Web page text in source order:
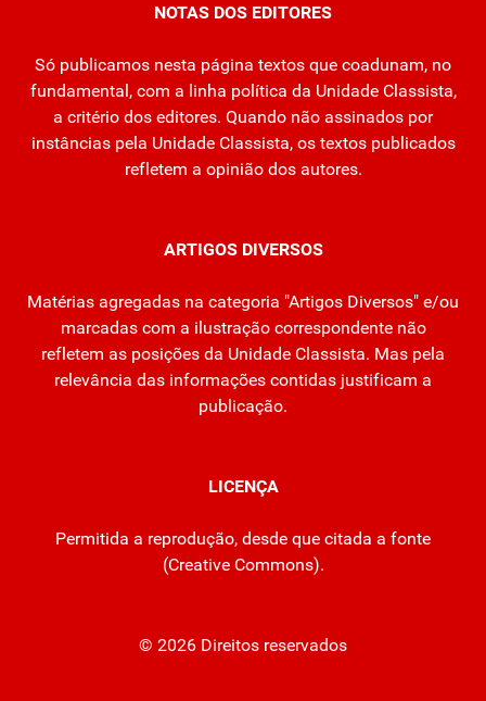
NOTAS DOS EDITORES
Só publicamos nesta página textos que coadunam, no
fundamental, com a linha política da Unidade Classista,
a critério dos editores. Quando não assinados por
instâncias pela Unidade Classista, os textos publicados
refletem a opinião dos autores.
ARTIGOS DIVERSOS
Matérias agregadas na categoria "Artigos Diversos" e/ou
marcadas com a ilustração correspondente não
refletem as posições da Unidade Classista. Mas pela
relevância das informações contidas justificam a
publicação.
LICENÇA
Permitida a reprodução, desde que citada a fonte
(Creative Commons).
© 2026 Direitos reservados